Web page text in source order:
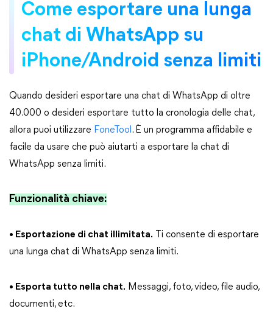
Come esportare una lunga
chat di WhatsApp su
iPhone/Android senza limiti
Quando desideri esportare una chat di WhatsApp di oltre
40.000 o desideri esportare tutto la cronologia delle chat,
allora puoi utilizzare FoneTool . È un programma affidabile e
facile da usare che può aiutarti a esportare la chat di
WhatsApp senza limiti.
Funzionalità chiave:
• Esportazione di chat illimitata. Ti consente di esportare
una lunga chat di WhatsApp senza limiti.
• Esporta tutto nella chat. Messaggi, foto, video, file audio,
documenti, etc.